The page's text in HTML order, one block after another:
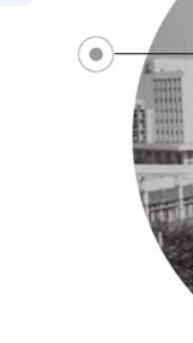
27